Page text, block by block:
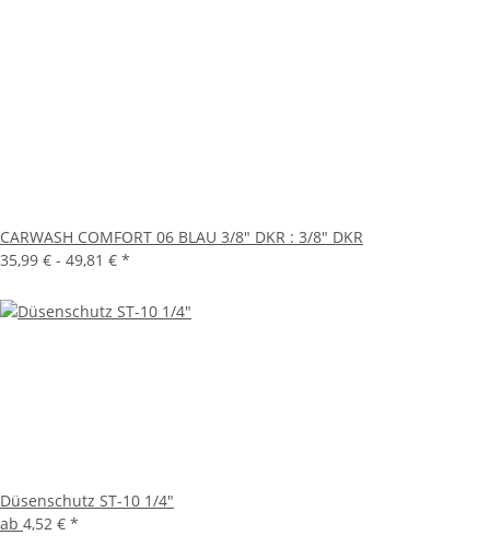
CARWASH COMFORT 06 BLAU 3/8" DKR : 3/8" DKR
35,99 € - 49,81 € *
Düsenschutz ST-10 1/4"
ab 4,52 € *